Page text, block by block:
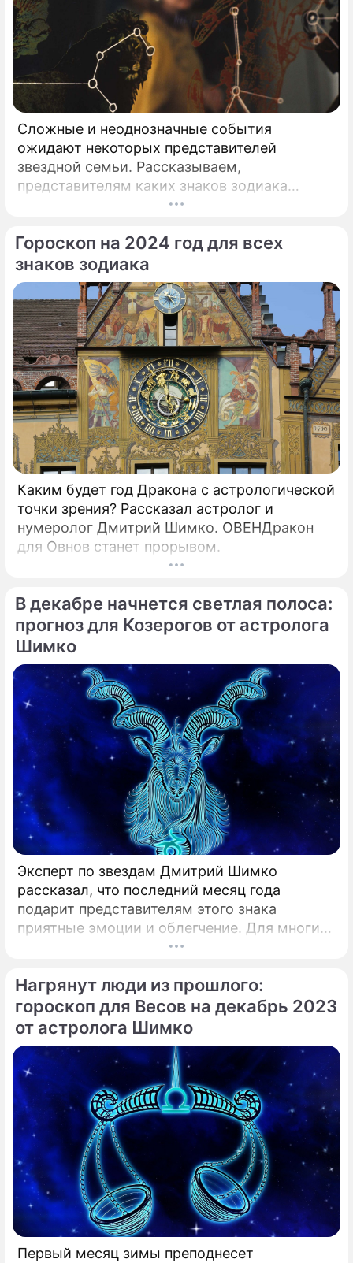
Сложные и неоднозначные события
ожидают некоторых представителей
звездной семьи. Рассказываем,
представителям каких знаков зодиака
необходимо быть особо осторожными в
управлять Дракон.
Гороскоп на 2024 год для всех
знаков зодиака
Каким будет год Дракона с астрологической
точки зрения? Рассказал астролог и
нумеролог Дмитрий Шимко. ОВЕНДракон
для Овнов станет прорывом.
В декабре начнется светлая полоса:
прогноз для Козерогов от астролога
Шимко
Эксперт по звездам Дмитрий Шимко
рассказал, что последний месяц года
подарит представителям этого знака
приятные эмоции и облегчение. Для многих
декабрь является одним из самых
Нагрянут люди из прошлого:
гороскоп для Весов на декабрь 2023
от астролога Шимко
Первый месяц зимы преподнесет